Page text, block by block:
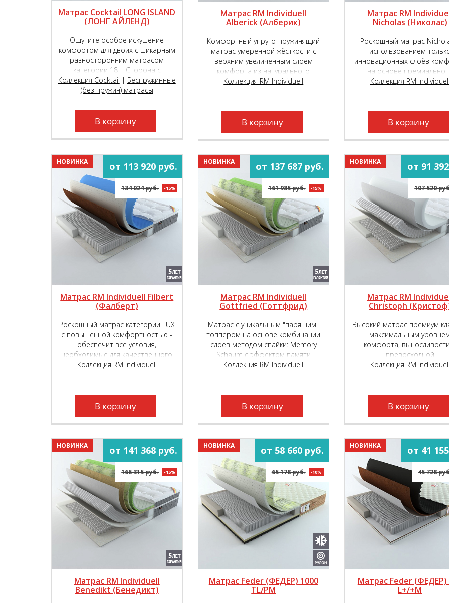
Матрас Cocktail LONG ISLAND
(ЛОНГ АЙЛЕНД)
Ощутите особое искушение
комфортом для двоих с шикарным
разносторонним матрасом
категории 18+! Сторона с
инновационным наполнителем
TIGER touch®, способна подарить
комфортности, обеспечивая вашу
пару непревзойдённым
пружинящим эффектом!
Коллекция Cocktail | Беспружинные
(без пружин) матрасы
В корзину
Матрас RM Individuell
Alberick (Aлберик)
Комфортный упруго-пружинящий
матрас умеренной жёсткости с
верхним увеличенным слоем
комфорта из натурального
семизонного латекса с подложкой
Коллекция RM Individuell
В корзину
Матрас RM
Nicholas (Николас)
Роскошный матрас
использованием
инновационных слоёв
на основе
пружинного блока
Коллекция RM Individuell
В корзину
НОВИНКА от 113 920 руб.
134 024 руб. -15%
Матрас RM Individuell Filbert
(Фалберт)
Роскошный матрас категории LUX
с повышенной комфортностью -
обеспечит все условия,
необходимые для качественного
сна и отдыха. Подойдёт людям с
Коллекция RM Individuell
В корзину
НОВИНКА от 137 687 руб.
161 985 руб. -15%
Матрас RM Individuell
Gottfried (Готтфрид)
Матрас с уникальным "парящим"
топпером на основе комбинации
слоёв методом спайки: Memory
Schaum с эффектом памяти
формы и натурального латекса
премиального независимого
пружинного блока Micropoket S
2000.
Коллекция RM Individuell
В корзину
НОВИНКА от 91
107 520
Матрас RM
Christoph
Высокий матрас премиум
максимальным
комфорта,
превосходной
воздухопроницаемостью.
Коллекция RM Individuell
В корзину
НОВИНКА от 141 368 руб.
166 315 руб. -15%
Матрас RM Individuell
Benedikt (Бенедикт)
НОВИНКА от 58 660 руб.
65 178 руб. -10%
Матрас Feder (ФЕДЕР) 1000
TL/PM
НОВИНКА от 41
45 728
Матрас Feder (ФЕДЕР)
L+/+M